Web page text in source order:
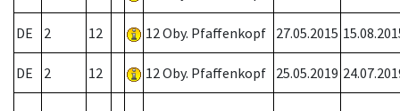
DE 2 12 12 Oby. Pfaffenkopf 27.05.2015
DE 2 12 12 Oby. Pfaffenkopf 25.05.2019